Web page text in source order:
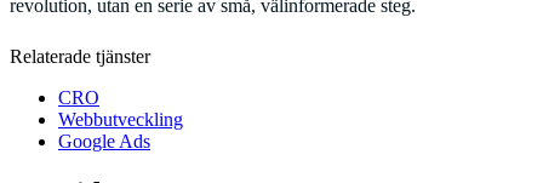
revolution, utan en serie av små, välinformerade steg.
Relaterade tjänster
CRO
Webbutveckling
Google Ads